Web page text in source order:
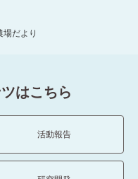
場だより
はこちら
活動報告